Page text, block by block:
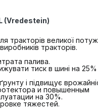
(Vredestein)
тракторів великої
тракторів.
палива.
тиск в шині на
і підвищує
и повышенным
на 30%.
тяжестей.